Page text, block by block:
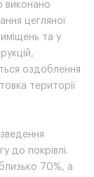
виконано
цегляної
та у
оздоблення
території
до покрівлі.
70%, а